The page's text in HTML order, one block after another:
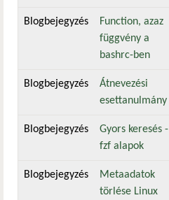
Blogbejegyzés
Function, azaz
függvény a
bashrc-ben
Blogbejegyzés
Átnevezési
esettanulmány
Blogbejegyzés
Gyors keresés -
fzf alapok
Blogbejegyzés
Metaadatok
törlése Linux